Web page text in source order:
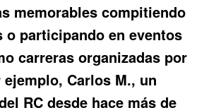
memorables compitiendo
o participando en eventos
carreras organizadas por
Carlos M., un
RC desde hace más de